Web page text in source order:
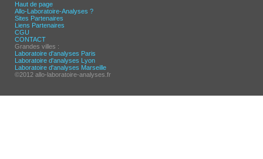
Haut de page
Allo-Laboratoire-Analyses ?
Sites Partenaires
Liens Partenaires
CGU
CONTACT
Grandes villes :
Laboratoire d'analyses Paris
Laboratoire d'analyses Lyon
Laboratoire d'analyses Marseille
©2012 allo-laboratoire-analyses.fr